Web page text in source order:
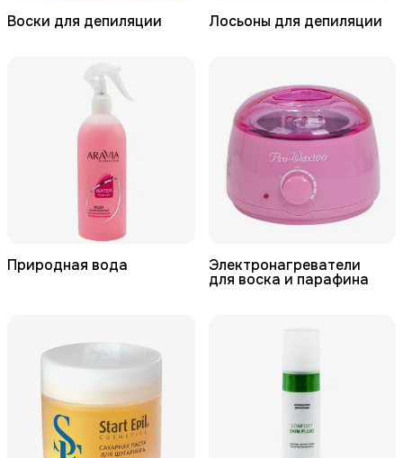
Воски для депиляции Лосьоны для депиляции
Природная вода Электронагреватели
для воска и парафина